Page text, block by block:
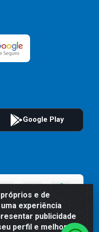
e de
experiência
publicidade
perfil e melhorar a